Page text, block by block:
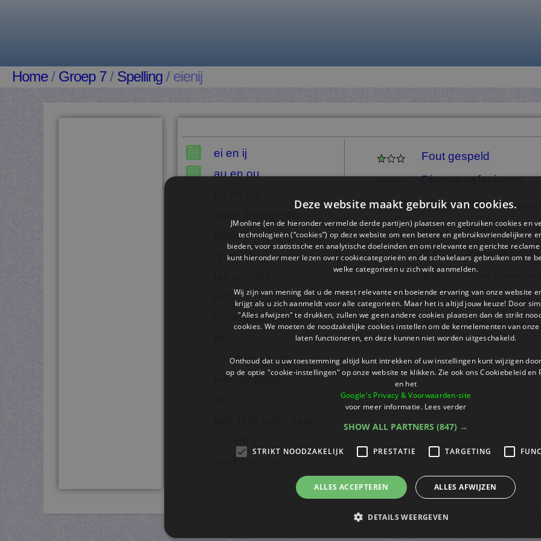
Home/ Groep 7 / Spelling / eienij
ei en ij
au en ou
gesloten lettergreep
ig en lijk
isch
c klinkt als s of k
ch klinkt als sj
leenwoorden
werkwoorden
Fout gespeld
Diverse oefeningen
Flitsen: woord typen
Slepen: sleep juiste
Slepen: sleep het
Typen: type juiste
Typen: type het
Deze website maakt gebruik van cookies.
JMonline (en de hieronder vermelde derde partijen) plaatsen en gebruiken cookies en
technologieën (“cookies”) op deze website om een ​​betere en gebruiksvriendelijkere
bieden, voor statistische en analytische doeleinden en om relevante en gerichte
kunt hieronder meer lezen over cookiecategorieën en de schakelaars gebruiken om te
welke categorieën u zich wilt aanmelden.
Wij zijn van mening dat u de meest relevante en boeiende ervaring van onze website
krijgt als u zich aanmeldt voor alle categorieën. Maar het is altijd jouw keuze! Door
"Alles afwijzen" te drukken, zullen we geen andere cookies plaatsen dan de strikt
cookies. We moeten de noodzakelijke cookies instellen om de kernelementen van
laten functioneren, en deze kunnen niet worden uitgeschakeld.
Onthoud dat u uw toestemming altijd kunt intrekken of uw instellingen kunt wijzigen
op de optie "cookie-instellingen" op onze website te klikken. Zie ook ons ​​Cookiebeleid en
en het
Google's Privacy & Voorwaarden-site
voor meer informatie. Lees verder
SHOW ALL PARTNERS (847) →
STRIKT NOODZAKELIJK PRESTATIE TARGETING
ALLES ACCEPTEREN ALLES AFWIJZEN
DETAILS WEERGEVEN